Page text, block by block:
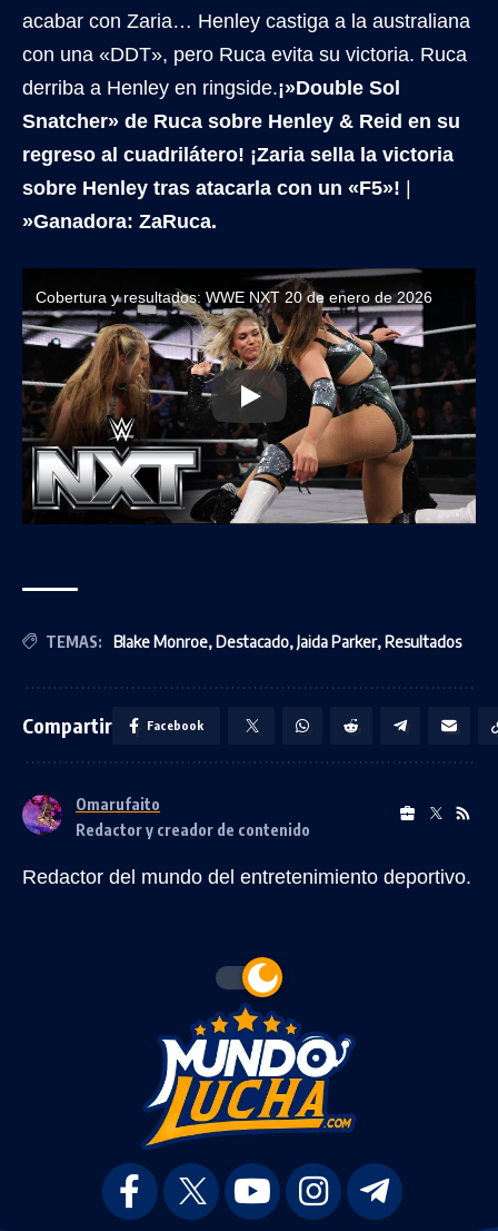
acabar con Zaria… Henley castiga a la australiana
con una «DDT», pero Ruca evita su victoria. Ruca
derriba a Henley en ringside.¡»Double Sol
Snatcher» de Ruca sobre Henley & Reid en su
regreso al cuadrilátero! ¡Zaria sella la victoria
sobre Henley tras atacarla con un «F5»!
»Ganadora: ZaRuca.
Cobertura y resultados: WWE NXT 20 de enero de 2026
TEMAS: Blake Monroe,Destacado,Jaida Parker,Resultados
Compartir Facebook
Omarufaito
Redactor y creador de contenido
Redactor del mundo del entretenimiento deportivo.